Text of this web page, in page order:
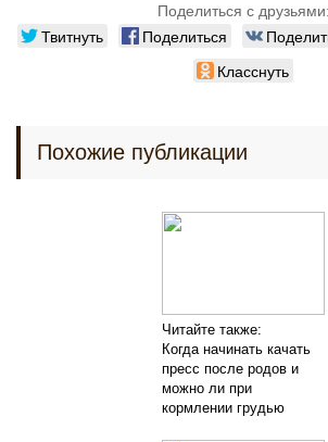
Поделиться с друзьями:
Твитнуть Поделиться
Класснуть
Похожие публикации
Читайте также:
Когда начинать качать
пресс после родов и
можно ли при
кормлении грудью